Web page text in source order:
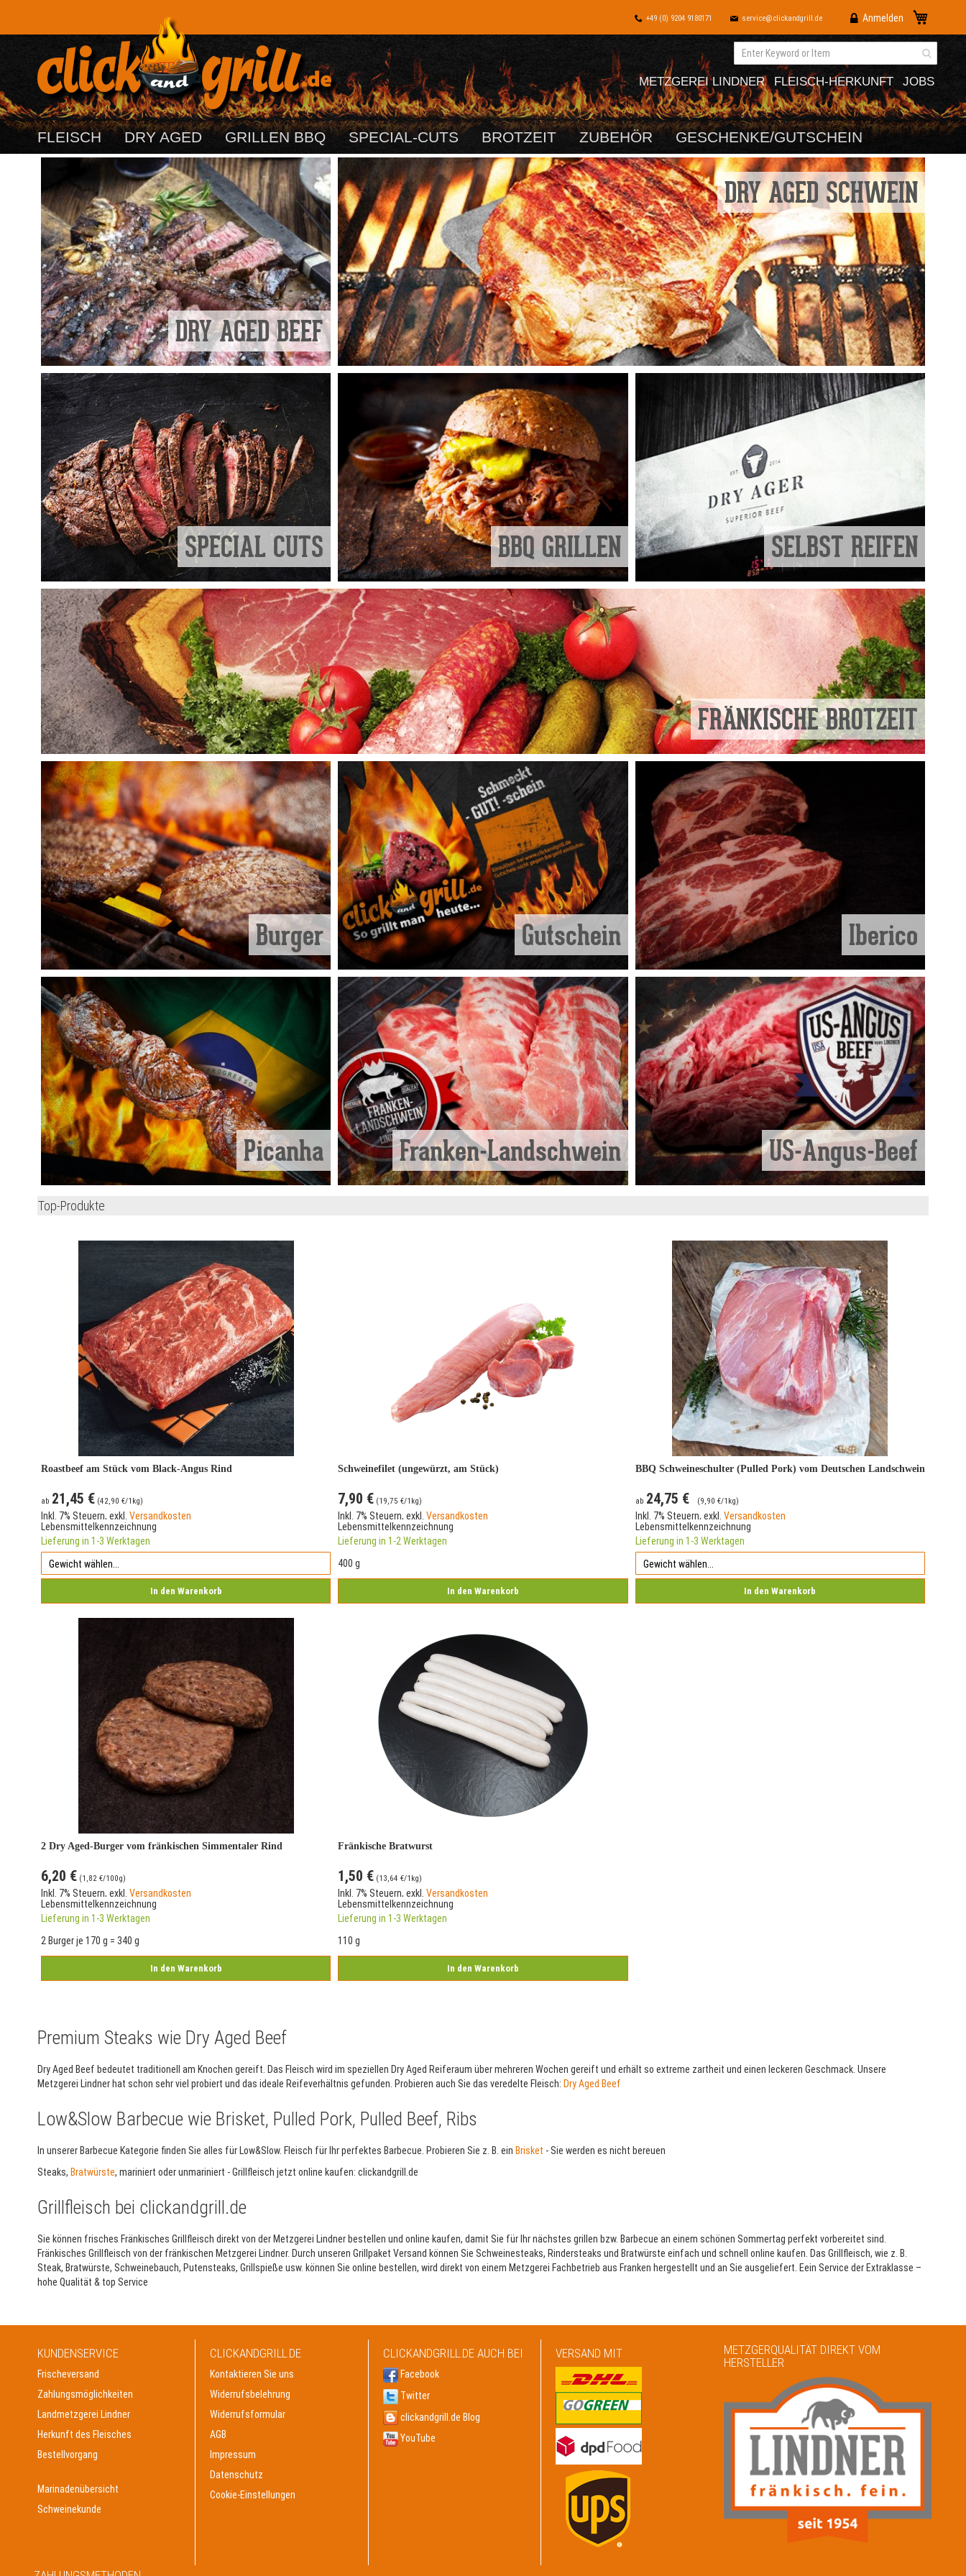
Direkt
Inhalt
Anmelden
+49 (0) 9204 9180171 service@clickandgrill.de
METZGEREI LINDNER FLEISCH-HERKUNFT JOBS
FLEISCH DRY AGED GRILLEN BBQ SPECIAL-CUTS BROTZEIT ZUBEHÖR GESCHENKE/GUTSCHEIN
DRY AGED BEEF
DRY AGED SCHWEIN
SPECIAL CUTS BBQ GRILLEN SELBST REIFEN
FRÄNKISCHE BROTZEIT
Burger Gutschein Iberico
Picanha US-Angus-Beef
Franken-Landschwein
Top-Produkte
Roastbeef am Stück vom Black-Angus Rind
ab 21,45 € (42,90 €/1kg)
Inkl. 7% Steuern, exkl. Versandkosten
Lebensmittelkennzeichnung
Lieferung in 1-3 Werktagen
In den Warenkorb
Schweinefilet (ungewürzt, am Stück)
7,90 € (19,75 €/1kg)
Inkl. 7% Steuern,exkl.Versandkosten
Lebensmittelkennzeichnung
Lieferung in 1-2 Werktagen
400 g
In den Warenkorb
BBQ Schweineschulter (Pulled Pork) vom Deutschen Landschwein
ab 24,75 € (9,90 €/1kg)
Inkl. 7% Steuern, exkl. Versandkosten
Lebensmittelkennzeichnung
Lieferung in 1-3 Werktagen
In den Warenkorb
2 Dry Aged-Burger vom fränkischen Simmentaler Rind
6,20 € (1,82 €/100g)
Inkl. 7% Steuern, exkl. Versandkosten
Lebensmittelkennzeichnung
Lieferung in 1-3 Werktagen
2 Burger je 170 g = 340 g
In den Warenkorb
Fränkische Bratwurst
1,50 € (13,64 €/1kg)
Inkl. 7% Steuern,exkl.Versandkosten
Lebensmittelkennzeichnung
Lieferung in 1-3 Werktagen
110 g
In den Warenkorb
Premium Steaks wie Dry Aged Beef
Dry Aged Beef bedeutet traditionell am Knochen gereift. Das Fleisch wird im speziellen Dry Aged Reiferaum über mehreren Wochen gereift und erhält so extreme zartheit und einen leckeren Geschmack. Unsere
Metzgerei Lindner hat schon sehr viel probiert und das ideale Reifeverhältnis gefunden. Probieren auch Sie das veredelte Fleisch: Dry Aged Beef
Low&Slow Barbecue wie Brisket, Pulled Pork, Pulled Beef, Ribs
In unserer Barbecue Kategorie finden Sie alles für Low&Slow. Fleisch für Ihr perfektes Barbecue. Probieren Sie z. B. ein Brisket - Sie werden es nicht bereuen
Steaks, Bratwürste, mariniert oder unmariniert - Grillfleisch jetzt online kaufen: clickandgrill.de
Grillfleisch bei clickandgrill.de
Sie können frisches Fränkisches Grillfleisch direkt von der Metzgerei Lindner bestellen und online kaufen, damit Sie für Ihr nächstes grillen bzw. Barbecue an einem schönen Sommertag perfekt vorbereitet sind.
Fränkisches Grillfleisch von der fränkischen Metzgerei Lindner. Durch unseren Grillpaket Versand können Sie Schweinesteaks, Rindersteaks und Bratwürste einfach und schnell online kaufen. Das Grillfleisch, wie z. B.
Steak, Bratwürste, Schweinebauch, Putensteaks, Grillspieße usw. können Sie online bestellen, wird direkt von einem Metzgerei Fachbetrieb aus Franken hergestellt und an Sie ausgeliefert. Eein Service der Extraklasse –
hohe Qualität & top Service
KUNDENSERVICE
Frischeversand
Zahlungsmöglichkeiten
Landmetzgerei Lindner
Herkunft des Fleisches
Bestellvorgang
Marinadenübersicht
Schweinekunde
CLICKANDGRILL.DE
Kontaktieren Sie uns
Widerrufsbelehrung
Widerrufsformular
AGB
Impressum
Datenschutz
Cookie-Einstellungen
CLICKANDGRILL.DE AUCH BEI
Facebook
Twitter
clickandgrill.de Blog
YouTube
VERSAND MIT
METZGERQUALITÄT DIREKT VOM
HERSTELLER